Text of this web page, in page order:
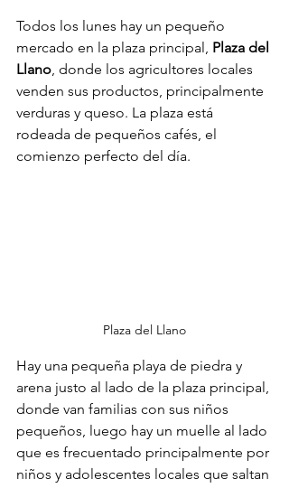
Todos los lunes hay un pequeño
mercado en la plaza principal, Plaza del
Llano, donde los agricultores locales
venden sus productos, principalmente
verduras y queso. La plaza está
rodeada de pequeños cafés, el
comienzo perfecto del día.
Plaza del Llano
Hay una pequeña playa de piedra y
arena justo al lado de la plaza principal,
donde van familias con sus niños
pequeños, luego hay un muelle al lado
que es frecuentado principalmente por
niños y adolescentes locales que saltan